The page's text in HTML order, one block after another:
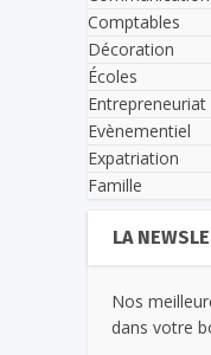
Comptables
Décoration
Écoles
Entrepreneuriat
Evènementiel
Expatriation
Famille
LA
Nos
dans votre